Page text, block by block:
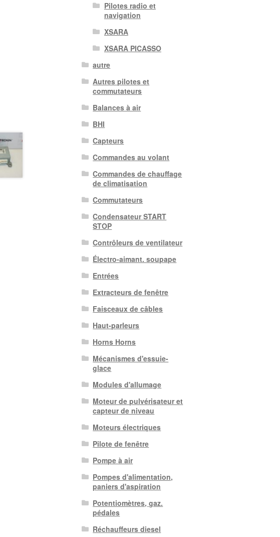
Pilotes radio et
navigation
XSARA
XSARA PICASSO
autre
Autres pilotes et
commutateurs
Balances à air
BHI
Capteurs
Commandes au volant
Commandes de chauffage
de climatisation
Commutateurs
Condensateur START
STOP
Contrôleurs de ventilateur
Électro-aimant. soupape
Entrées
Extracteurs de fenêtre
Faisceaux de câbles
Haut-parleurs
Horns Horns
Mécanismes d'essuie-
glace
Modules d'allumage
Moteur de pulvérisateur et
capteur de niveau
Moteurs électriques
Pilote de fenêtre
Pompe à air
Pompes d'alimentation,
paniers d'aspiration
Potentiomètres, gaz.
pédales
Réchauffeurs diesel